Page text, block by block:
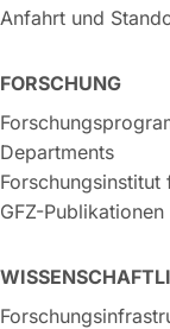
Anfahrt und
FORSCHUNG
Departments
Forschungsinstitut
GFZ-Publikationen